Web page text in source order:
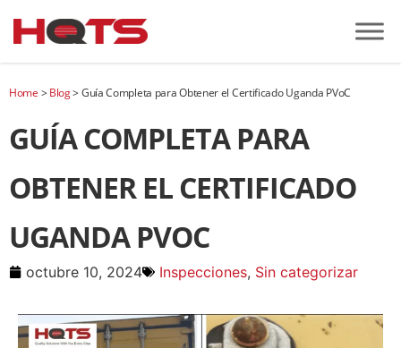
Home >Blog>Guía Completa para Obtener el Certificado Uganda PVoC
GUÍA COMPLETA PARA
OBTENER EL CERTIFICADO
UGANDA PVOC
octubre 10, 2024 Inspecciones, Sin categorizar